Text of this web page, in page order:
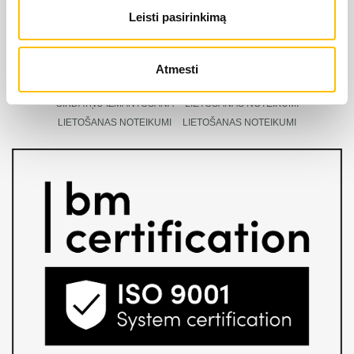
Leisti pasirinkimą
Atmesti
LIEBHERR oficiālais pārstāvis Latvijā ir Alfis SIA, kam
un risinājumu izplatīšanu Latvijas teritorijā.
SĪKDATŅU IZMANTOŠANA
LIETOŠANAS NOTEIKUMI
LIETOŠANAS NOTEIKUMI
LIETOŠANAS NOTEIKUMI